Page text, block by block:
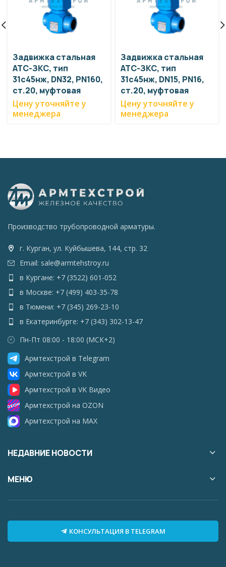
Задвижка стальная
АТС-ЗКС, тип
31с45нж, DN32, PN160,
ст.20, муфтовая
Цену уточняйте у
менеджера
Задвижка стальная
АТС-ЗКС, тип
31с45нж, DN15, PN16,
ст.20, муфтовая
Цену уточняйте у
менеджера
Производство трубопроводной арматуры.
г. Курган, ул. Куйбышева, 144, стр. 32
Email: sale@armtehstroy.ru
в Кургане: +7 (3522) 601-052
в Москве: +7 (499) 403-35-78
в Тюмени: +7 (345) 269-23-10
в Екатеринбурге: +7 (343) 302-13-47
Пн-Пт 08:00 - 18:00 (МСК+2)
Армтехстрой в Telegram
Армтехстрой в VK
Армтехстрой в VK Видео
Армтехстрой на OZON
Армтехстрой на MAX
НЕДАВНИЕ НОВОСТИ
МЕНЮ
КОНСУЛЬТАЦИЯ В TELEGRAM